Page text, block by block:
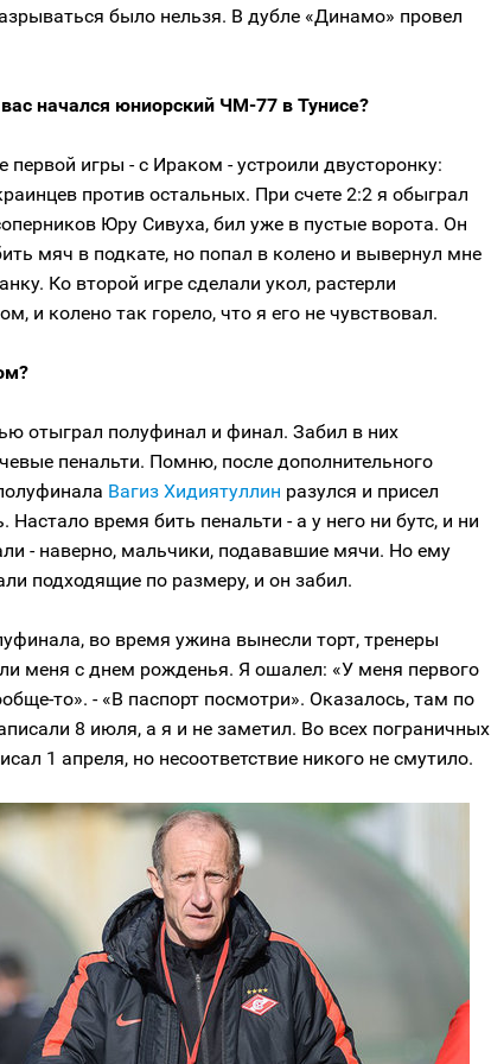
было нельзя. В дубле «Динамо» провел
начался юниорский ЧМ-77 в Тунисе?
первой игры - с Ираком - устроили двусторонку:
против остальных. При счете 2:2 я обыграл
Юру Сивуха, бил уже в пустые ворота. Он
мяч в подкате, но попал в колено и вывернул мне
Ко второй игре сделали укол, растерли
и колено так горело, что я его не чувствовал.
отыграл полуфинал и финал. Забил в них
пенальти. Помню, после дополнительного
Вагиз Хидиятуллин разулся и присел
Настало время бить пенальти - а у него ни бутс, и ни
- наверно, мальчики, подававшие мячи. Но ему
подходящие по размеру, и он забил.
во время ужина вынесли торт, тренеры
меня с днем рожденья. Я ошалел: «У меня первого
то». - «В паспорт посмотри». Оказалось, там по
8 июля, а я и не заметил. Во всех пограничных
1 апреля, но несоответствие никого не смутило.